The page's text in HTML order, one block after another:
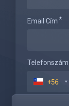
Email Cím
Telefonszám
+56